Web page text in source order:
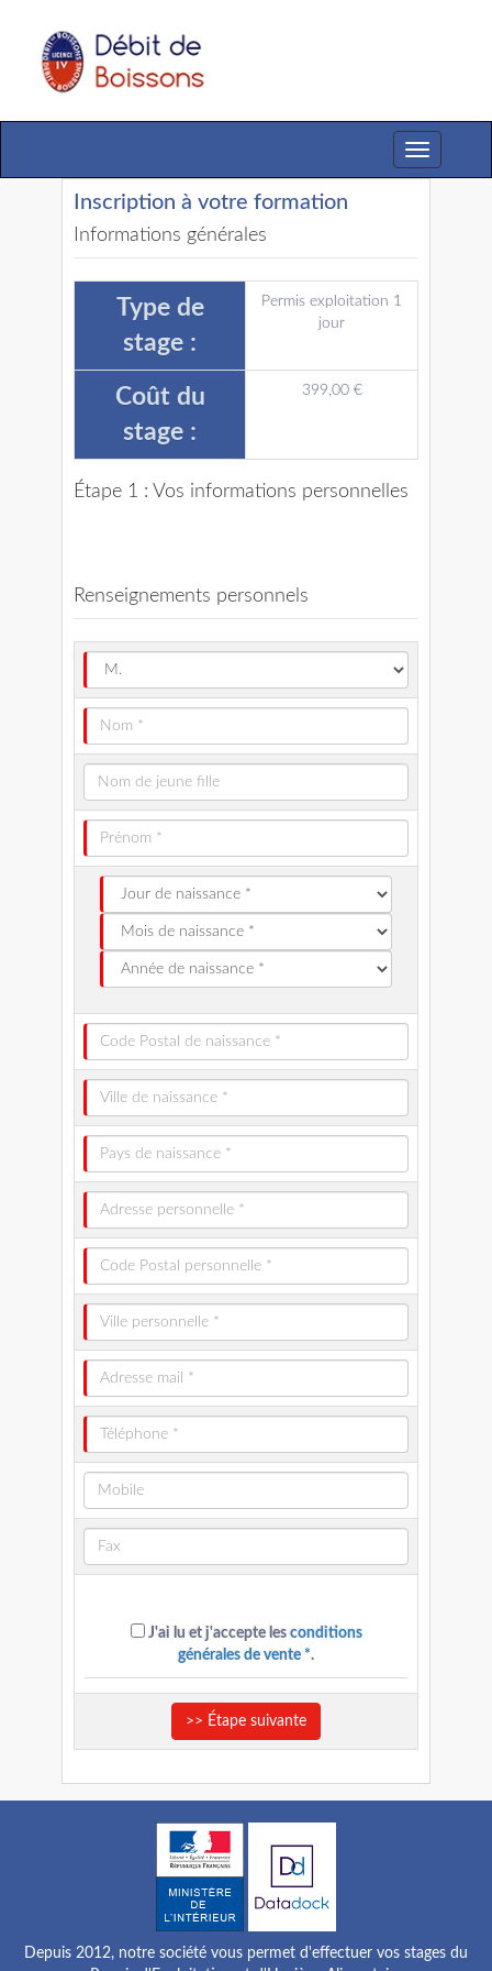
Toggle
navigation
Inscription à votre formation
Informations générales
Type de
stage :
Permis exploitation 1
jour
Coût du
stage :
399,00 €
Étape 1 : Vos informations personnelles
Renseignements personnels
J'ai lu et j'accepte les conditions
générales de vente *.
>> Étape suivante
Depuis 2012, notre société vous permet d'effectuer vos stages du